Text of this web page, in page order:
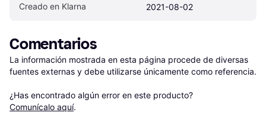
Creado en Klarna 2021-08-02
Comentarios
La información mostrada en esta página procede de diversas
fuentes externas y debe utilizarse únicamente como referencia.
¿Has encontrado algún error en este producto?
Comunícalo aquí.